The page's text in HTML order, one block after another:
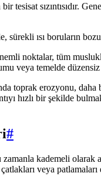
tesisat sızıntısıdır.
sürekli ısı boruların
noktalar, tüm
veya temelde
toprak erozyonu,
hızlı bir şekilde
#
zamanla kademeli
veya